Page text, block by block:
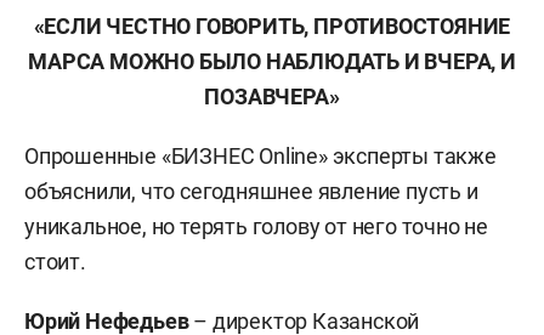
«ЕСЛИ ЧЕСТНО ГОВОРИТЬ, ПРОТИВОСТОЯНИЕ
МАРСА МОЖНО БЫЛО НАБЛЮДАТЬ И ВЧЕРА, И
ПОЗАВЧЕРА»
Опрошенные «БИЗНЕС Online» эксперты также
объяснили, что сегодняшнее явление пусть и
уникальное, но терять голову от него точно не
стоит.
Юрий Нефедьев– директор Казанской